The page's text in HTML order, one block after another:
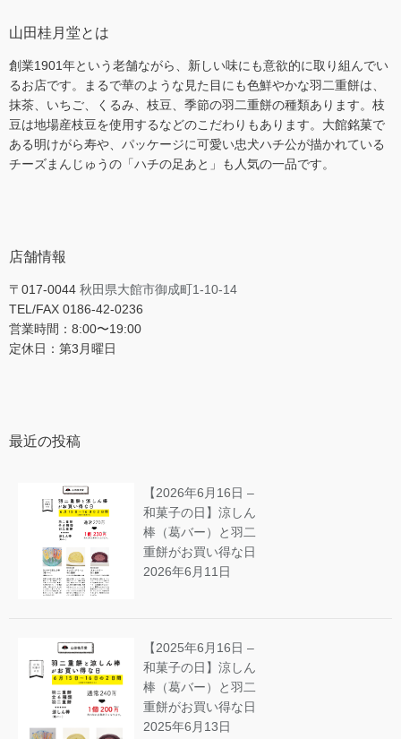
山田桂月堂とは
創業1901年という老舗ながら、新しい味にも意欲的に取り組んでい
るお店です。まるで華のような見た目にも色鮮やかな羽二重餅は、
抹茶、いちご、くるみ、枝豆、季節の羽二重餅の種類あります。枝
豆は地場産枝豆を使用するなどのこだわりもあります。大館銘菓で
ある明けがら寿や、パッケージに可愛い忠犬ハチ公が描かれている
チーズまんじゅうの「ハチの足あと」も人気の一品です。
店舗情報
〒017-0044 秋田県大館市御成町1-10-14
TEL/FAX 0186-42-0236
営業時間：8:00〜19:00
定休日：第3月曜日
最近の投稿
【2026年6月16日 –
和菓子の日】涼しん
棒（葛バー）と羽二
重餅がお買い得な日
2026年6月11日
【2025年6月16日 –
和菓子の日】涼しん
棒（葛バー）と羽二
重餅がお買い得な日
2025年6月13日